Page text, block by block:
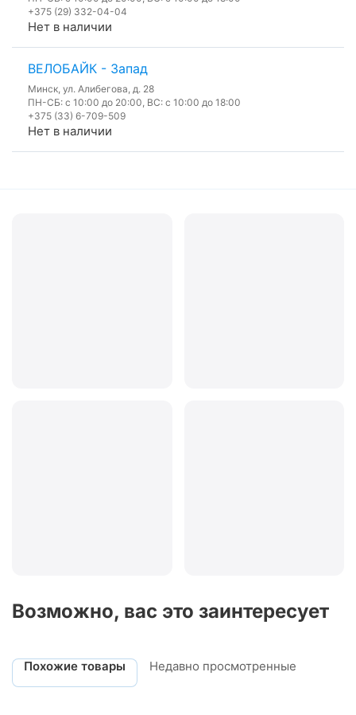
+375 (29) 332-04-04
Нет в наличии
ВЕЛОБАЙК - Запад
Минск, ул. Алибегова, д. 28
ПН-СБ: с 10:00 до 20:00, ВС: с 10:00 до 18:00
+375 (33) 6-709-509
Нет в наличии
Возможно, вас это заинтересует
Похожие товары Недавно просмотренные